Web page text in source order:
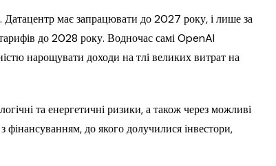
Датацентр має запрацювати до 2027 року, і лише за
до 2028 року. Водночас самі OpenAI
нарощувати доходи на тлі великих витрат на
та енергетичні ризики, а також через можливі
до якого долучилися інвестори,